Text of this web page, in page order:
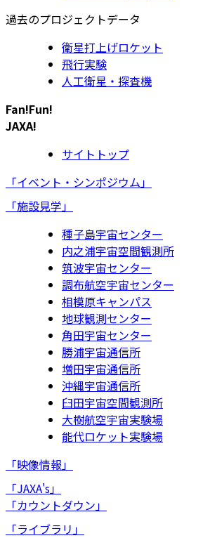
過去のプロジェクトデータ
衛星打上げロケット
飛行実験
人工衛星・探査機
Fan!Fun!
JAXA!
サイトトップ
「イベント・シンポジウム」
「施設見学」
種子島宇宙センター
内之浦宇宙空間観測所
筑波宇宙センター
調布航空宇宙センター
相模原キャンパス
地球観測センター
角田宇宙センター
勝浦宇宙通信所
増田宇宙通信所
沖縄宇宙通信所
臼田宇宙空間観測所
大樹航空宇宙実験場
能代ロケット実験場
「映像情報」
「JAXA's」
「カウントダウン」
「ライブラリ」